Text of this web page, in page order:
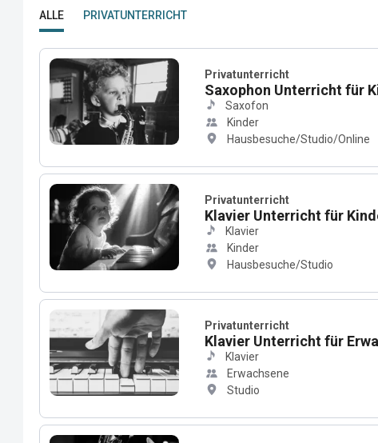
ALLE PRIVATUNTERRICHT
Privatunterricht
Saxophon Unterricht für
Saxofon
Kinder
Hausbesuche/Studio/Online
Privatunterricht
Klavier Unterricht für
Klavier
Kinder
Hausbesuche/Studio
Privatunterricht
Klavier Unterricht für
Klavier
Erwachsene
Studio